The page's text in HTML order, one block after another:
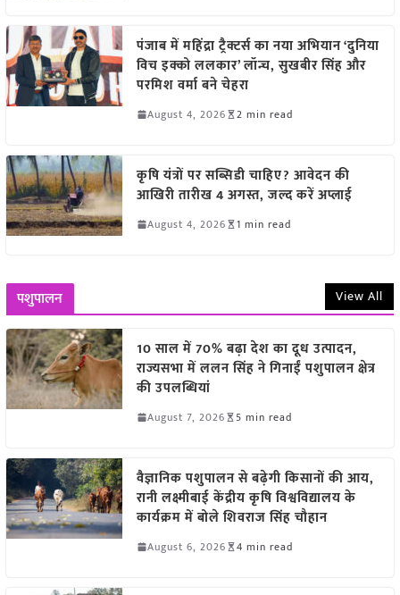
पंजाब में महिंद्रा ट्रैक्टर्स का नया अभियान ‘दुनिया
विच इक्को ललकार’ लॉन्च, सुखबीर सिंह और
परमिश वर्मा बने चेहरा
August 4, 2026 2 min read
कृषि यंत्रों पर सब्सिडी चाहिए? आवेदन की
आखिरी तारीख 4 अगस्त, जल्द करें अप्लाई
August 4, 2026 1 min read
पशुपालन View All
10 साल में 70% बढ़ा देश का दूध उत्पादन,
राज्यसभा में ललन सिंह ने गिनाईं पशुपालन क्षेत्र
की उपलब्धियां
August 7, 2026 5 min read
वैज्ञानिक पशुपालन से बढ़ेगी किसानों की आय,
रानी लक्ष्मीबाई केंद्रीय कृषि विश्वविद्यालय के
कार्यक्रम में बोले शिवराज सिंह चौहान
August 6, 2026 4 min read